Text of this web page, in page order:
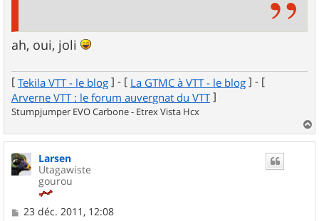
ah, oui, joli
[ Tekila VTT - le blog ] - [ La GTMC à VTT - le blog ] - [
Arverne VTT : le forum auvergnat du VTT ]
Stumpjumper EVO Carbone - Etrex Vista Hcx
a
Larsen
Utagawiste
gourou
M
23 déc. 2011, 12:08